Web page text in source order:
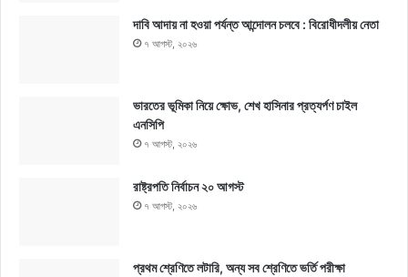
দাবি আদায় না হওয়া পর্যন্ত আন্দোলন চলবে : বিরোধীদলীয় নেতা
৭ আগস্ট, ২০২৬
ভারতের ভূমিকা নিয়ে ক্ষোভ, শেখ হাসিনার প্রত্যর্পণ চাইল
এনসিপি
৭ আগস্ট, ২০২৬
রাষ্ট্রপতি নির্বাচন ২০ আগস্ট
৭ আগস্ট, ২০২৬
প্রথম শ্রেণিতে লটারি, অন্য সব শ্রেণিতে ভর্তি পরীক্ষা